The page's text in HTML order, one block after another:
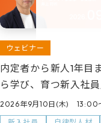
ウェビナー
内定者から新人1年目
ら学び、育つ新入社
2026年9月10日(木) 13:00